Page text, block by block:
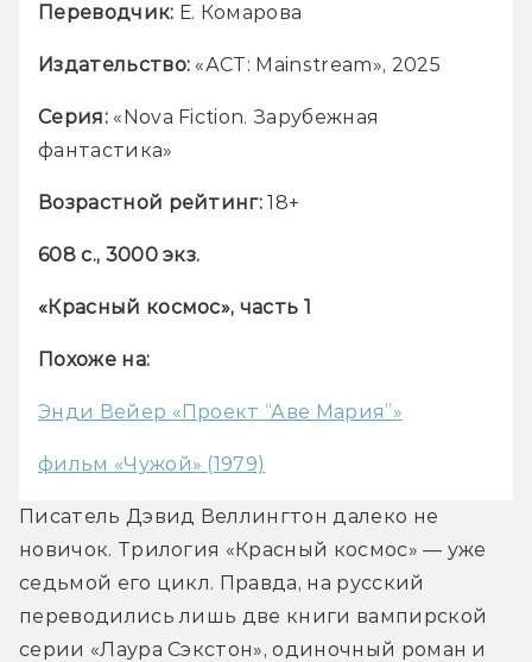
Переводчик: Е. Комарова
Издательство: «АСТ: Mainstream», 2025
Серия: «Nova Fiction. Зарубежная
фантастика»
Возрастной рейтинг: 18+
608 с., 3000 экз.
«Красный космос», часть 1
Похоже на:
Энди Вейер «Проект “Аве Мария”»
фильм «Чужой» (1979)
Писатель Дэвид Веллингтон далеко не
новичок. Трилогия «Красный космос» — уже
седьмой его цикл. Правда, на русский
переводились лишь две книги вампирской
серии «Лаура Сэкстон», одиночный роман и